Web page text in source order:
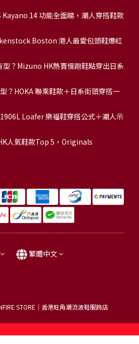
Kayano 14 功能全面睇，潮人穿搭鞋款
Boston 港人最愛包頭鞋爆紅
型？Mizuno HK熱賣慢跑鞋點穿出日系
？HOKA 聯乘鞋款＋日系街頭穿搭一
Loafer 樂福鞋穿搭公式＋潮人示
人氣鞋款Top 5，Originals
繁體中文
STORE｜香港旺角潮流波鞋服飾店